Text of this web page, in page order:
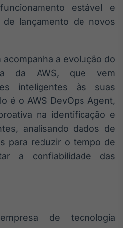
no Brasil
IA
BroadFast
Em breve
estável e
de lançamento de novos
acompanha a evolução do
da AWS, que vem
inteligentes às suas
é o AWS DevOps Agent,
na identificação e
analisando dados de
para reduzir o tempo de
a confiabilidade das
de tecnologia